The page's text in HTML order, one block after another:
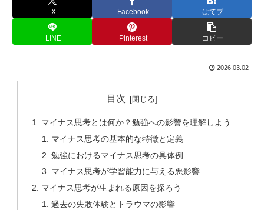
X Facebook はてブ
LINE Pinterest コピー
2026.03.02
目次
マイナス思考とは何か？勉強への影響を理解しよう
マイナス思考の基本的な特徴と定義
勉強におけるマイナス思考の具体例
マイナス思考が学習能力に与える悪影響
マイナス思考が生まれる原因を探ろう
過去の失敗体験とトラウマの影響